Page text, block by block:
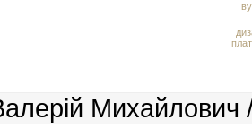
Михайлович